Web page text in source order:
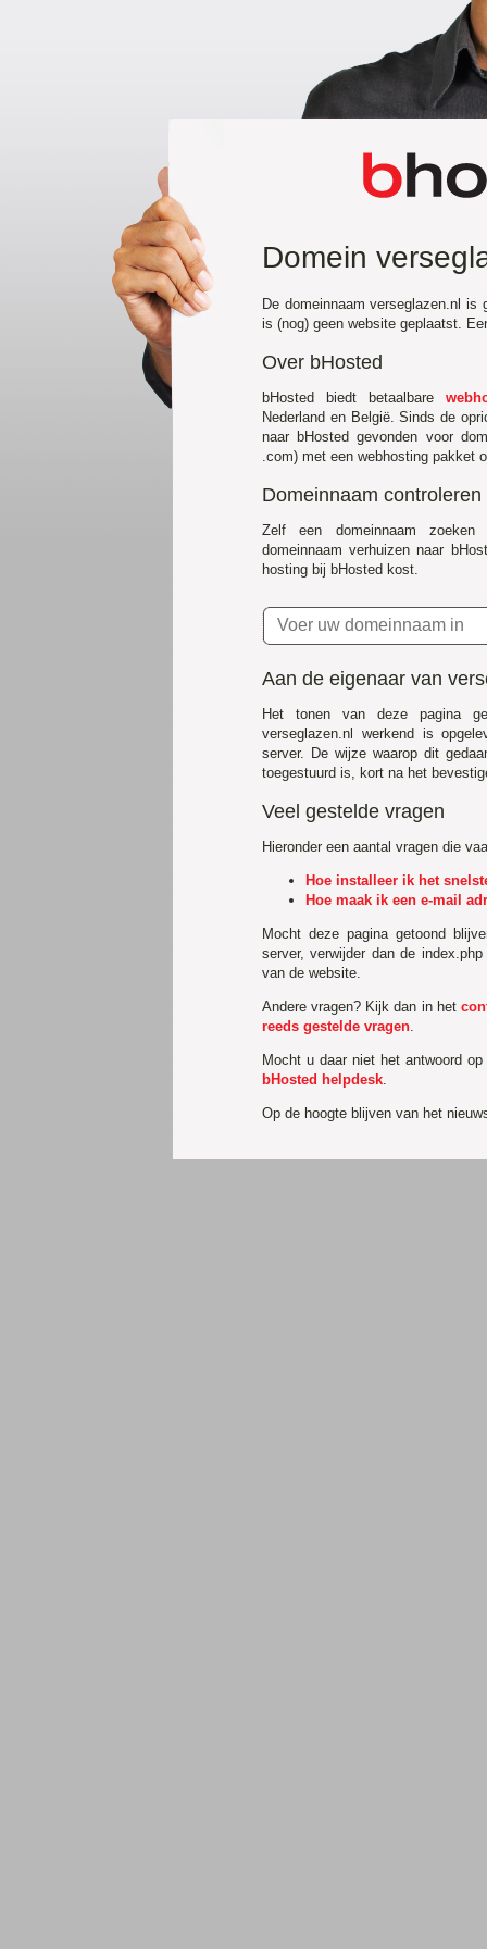
Domein
De domeinnaam verseglazen.nl
is (nog) geen website geplaatst.
Over bHosted
bHosted biedt betaalbare
Nederland en België. Sinds de
naar bHosted gevonden voor
.com) met een webhosting pakket
Domeinnaam controleren
Zelf een domeinnaam
domeinnaam verhuizen naar
hosting bij bHosted kost.
Aan de eigenaar van
Het tonen van deze pagina
verseglazen.nl werkend is
server. De wijze waarop dit
toegestuurd is, kort na het
Veel gestelde vragen
Hieronder een aantal vragen die
Hoe installeer ik het
Hoe maak ik een e-mail
Mocht deze pagina getoond
server, verwijder dan de
van de website.
Andere vragen? Kijk dan in het
reeds gestelde vragen
Mocht u daar niet het antwoord
bHosted helpdesk
Op de hoogte blijven van het